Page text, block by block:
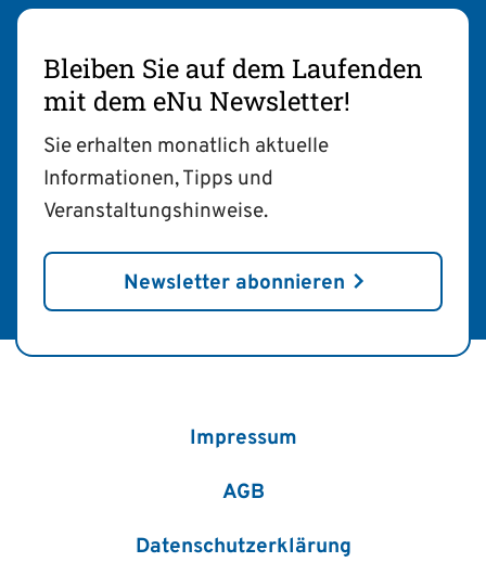
Bleiben Sie auf dem Laufenden
mit dem eNu Newsletter!
Sie erhalten monatlich aktuelle
Informationen, Tipps und
Veranstaltungshinweise.
Newsletter abonnieren
Impressum
AGB
Datenschutzerklärung